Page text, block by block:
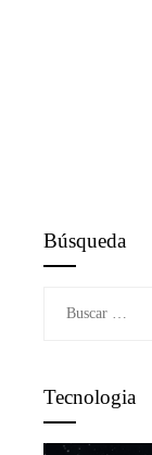
Búsqueda
Tecnologia